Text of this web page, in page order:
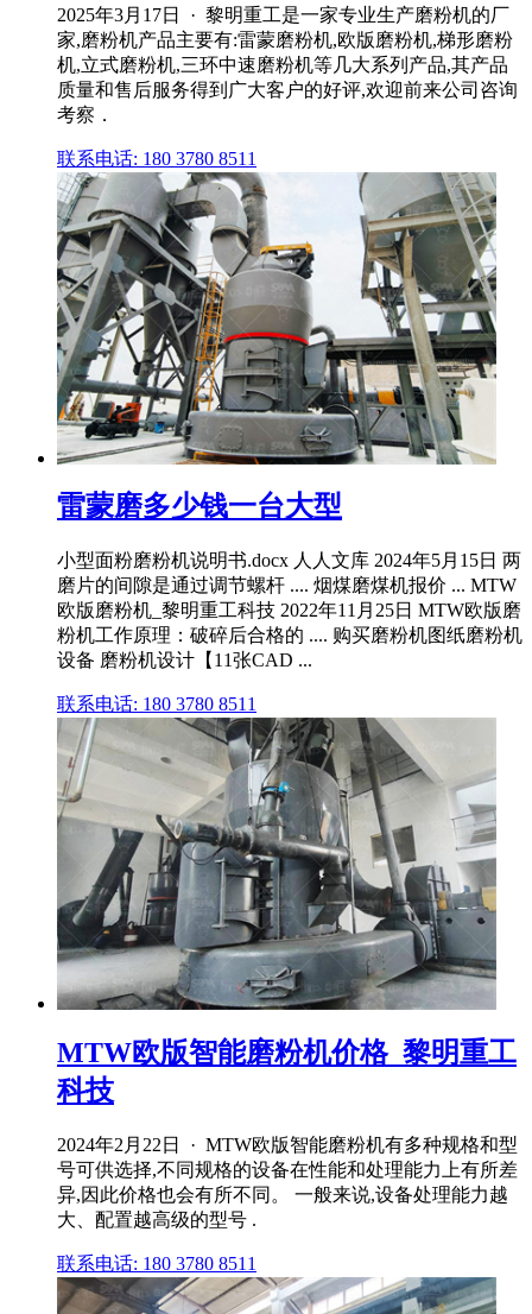
2025年3月17日 · 黎明重工是一家专业生产磨粉机的厂
家,磨粉机产品主要有:雷蒙磨粉机,欧版磨粉机,梯形磨粉
机,立式磨粉机,三环中速磨粉机等几大系列产品,其产品
质量和售后服务得到广大客户的好评,欢迎前来公司咨询
考察．
联系电话: 180 3780 8511
雷蒙磨多少钱一台大型
小型面粉磨粉机说明书.docx 人人文库 2024年5月15日 两
磨片的间隙是通过调节螺杆 .... 烟煤磨煤机报价 ... MTW
欧版磨粉机_黎明重工科技 2022年11月25日 MTW欧版磨
粉机工作原理：破碎后合格的 .... 购买磨粉机图纸磨粉机
设备 磨粉机设计【11张CAD ...
联系电话: 180 3780 8511
MTW欧版智能磨粉机价格_黎明重工
科技
2024年2月22日 · MTW欧版智能磨粉机有多种规格和型
号可供选择,不同规格的设备在性能和处理能力上有所差
异,因此价格也会有所不同。 一般来说,设备处理能力越
大、配置越高级的型号 .
联系电话: 180 3780 8511